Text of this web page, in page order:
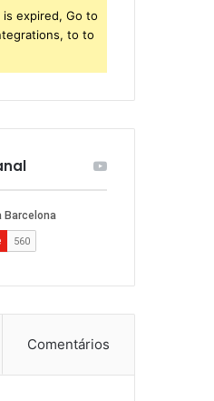
is expired, Go to
to to
Comentários